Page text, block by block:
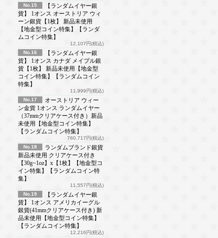
No.15
【ランダムイヤー銀
貨】 1オンス オーストリア ウィ
ーン銀貨【1枚】 新品未使用
【地金型コイン特集】【ランダ
ムコイン特集】
12,107円(税込)
No.16
【ランダムイヤー銀
貨】 1オンス カナダ メイプル銀
貨【1枚】 新品未使用【地金型
コイン特集】【ランダムコイン
特集】
11,999円(税込)
No.17
オーストリア ウィー
ン金貨 1オンス ランダムイヤー
（37mmクリアケース付き）新品
未使用【地金型コイン特集】
【ランダムコイン特集】
760,717円(税込)
No.18
ランダムブランド銀貨
新品未使用 クリアケース付き
【30g~1oz】x【1枚】【地金型コ
イン特集】【ランダムコイン特
集】
11,557円(税込)
No.19
【ランダムイヤー銀
貨】 1オンス アメリカイーグル
銀貨(41mmクリアケース付き) 新
品未使用【地金型コイン特集】
【ランダムコイン特集】
12,216円(税込)